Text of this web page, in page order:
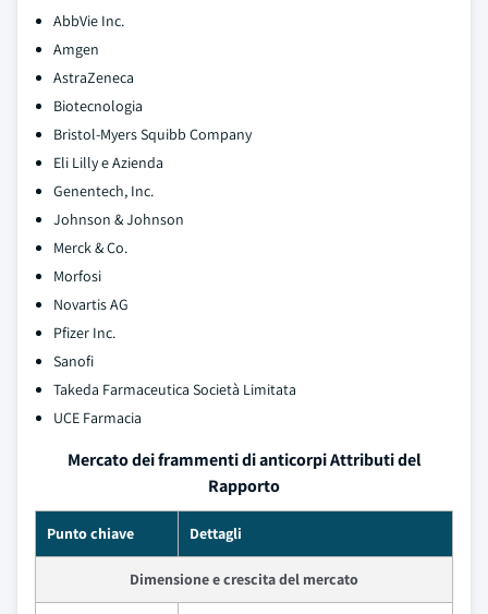
AbbVie Inc.
Amgen
AstraZeneca
Biotecnologia
Bristol-Myers Squibb Company
Eli Lilly e Azienda
Genentech, Inc.
Johnson & Johnson
Merck & Co.
Morfosi
Novartis AG
Pfizer Inc.
Sanofi
Takeda Farmaceutica Società Limitata
UCE Farmacia
Mercato dei frammenti di anticorpi Attributi del
Rapporto
Punto chiave Dettagli
Dimensione e crescita del mercato